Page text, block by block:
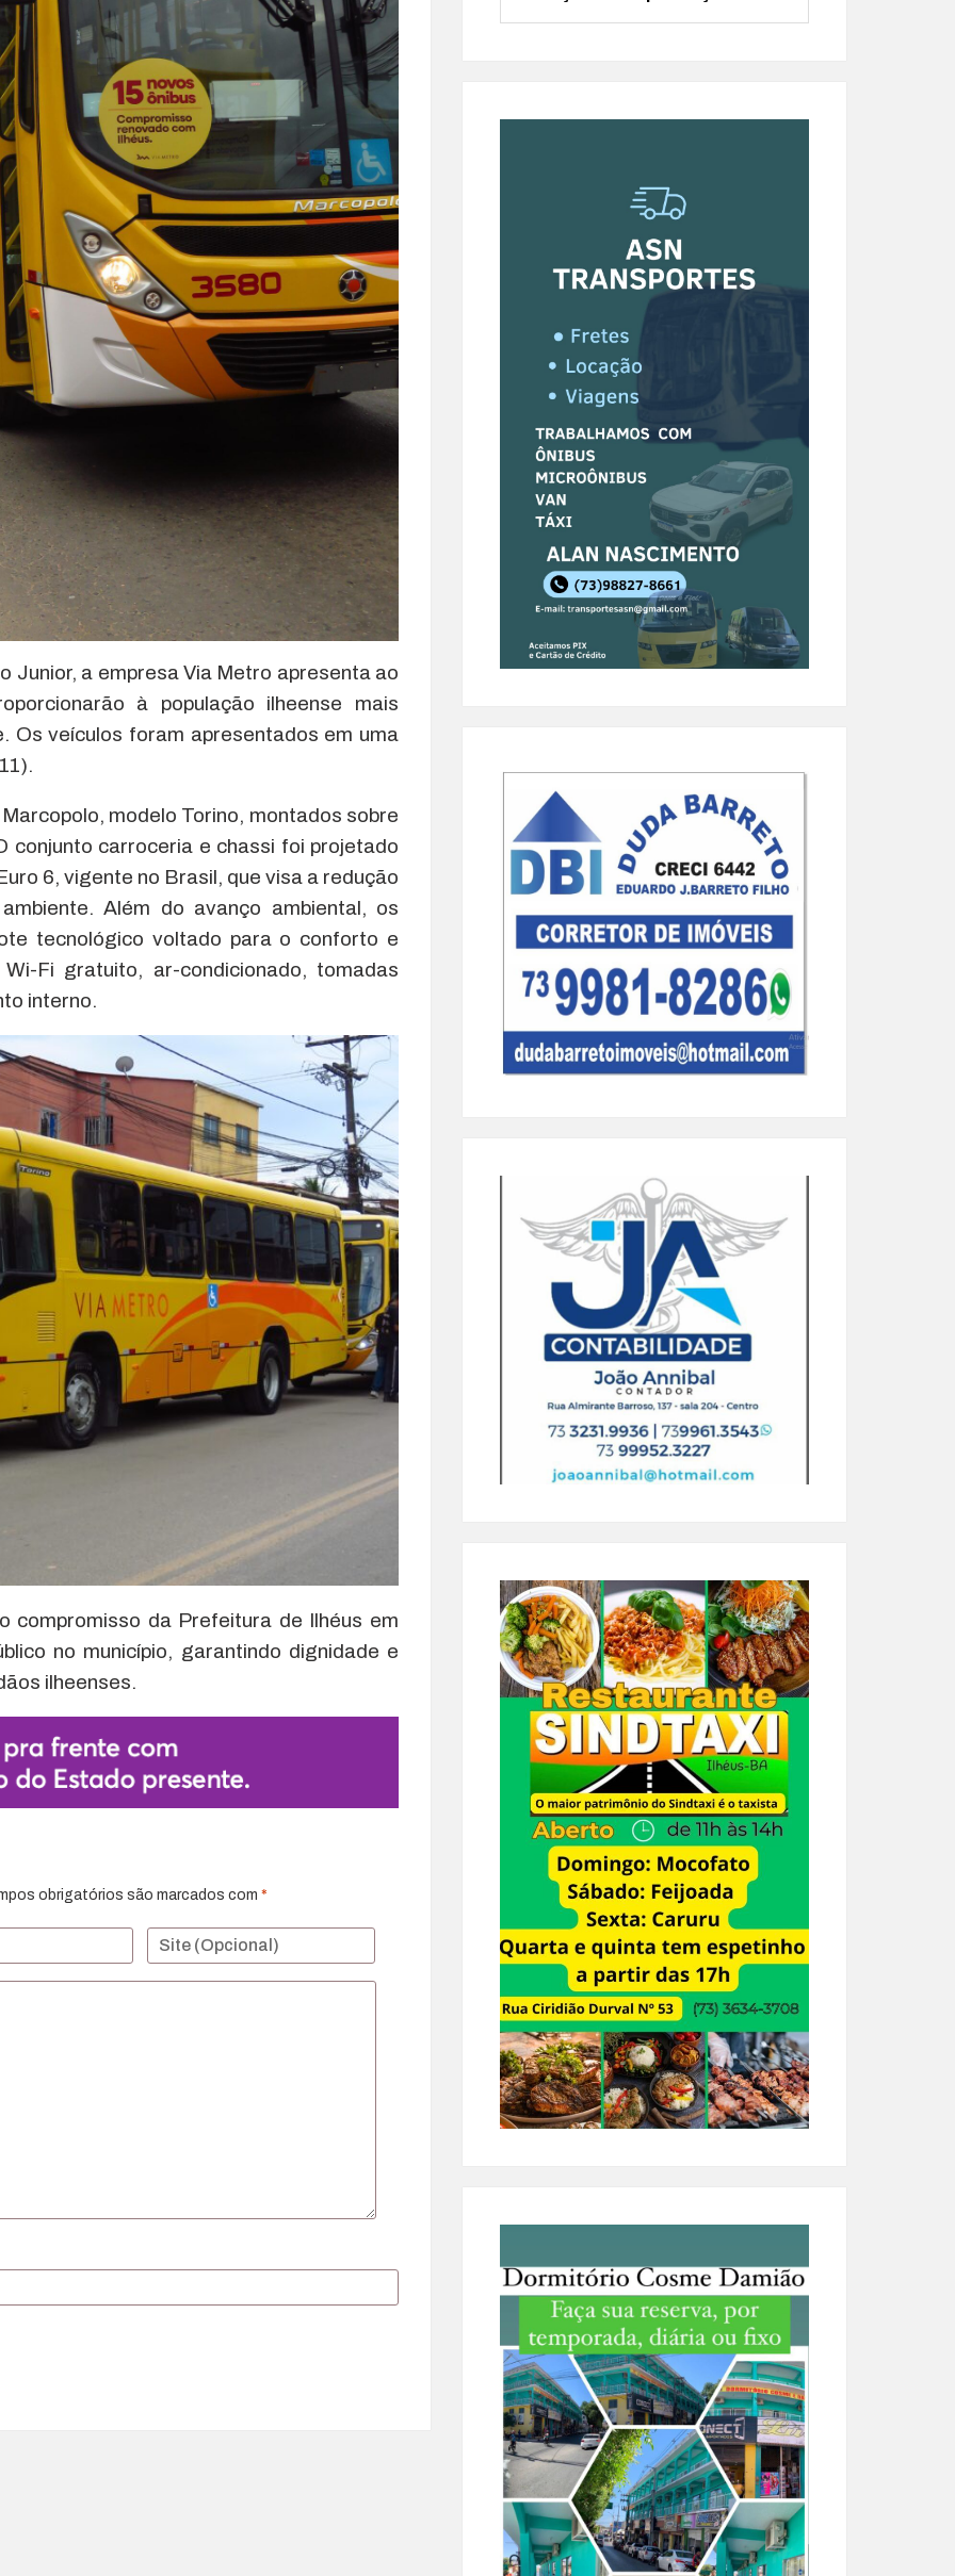
Junior, a empresa Via Metro apresenta ao
à população ilheense mais
Os veículos foram apresentados em uma
modelo Torino, montados sobre
conjunto carroceria e chassi foi projetado
6, vigente no Brasil, que visa a redução
Além do avanço ambiental, os
tecnológico voltado para o conforto e
Fi gratuito, ar-condicionado, tomadas
interno.
compromisso da Prefeitura de Ilhéus em
no município, garantindo dignidade e
ilheenses.
obrigatórios são marcados com *